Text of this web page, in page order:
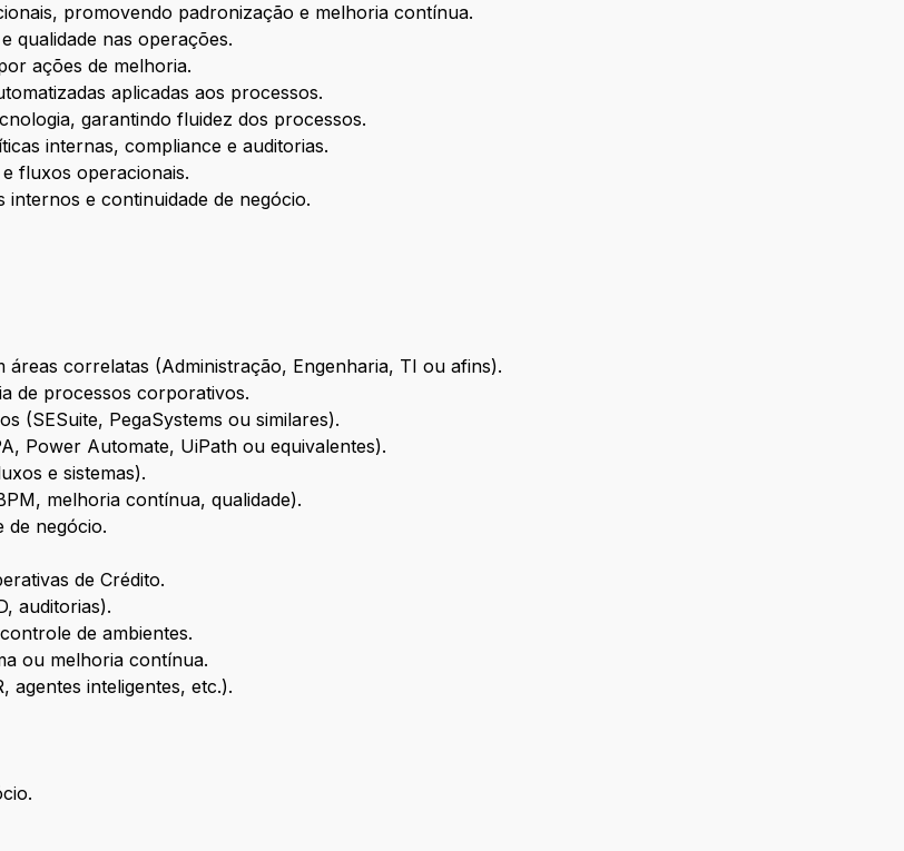
promovendo padronização e melhoria contínua.
qualidade nas operações.
ações de melhoria.
aplicadas aos processos.
garantindo fluidez dos processos.
internas, compliance e auditorias.
fluxos operacionais.
e continuidade de negócio.
correlatas (Administração, Engenharia, TI ou afins).
de processos corporativos.
(SESuite, PegaSystems ou similares).
Power Automate, UiPath ou equivalentes).
e sistemas).
melhoria contínua, qualidade).
de negócio.
de Crédito.
auditorias).
de ambientes.
ou melhoria contínua.
agentes inteligentes, etc.).